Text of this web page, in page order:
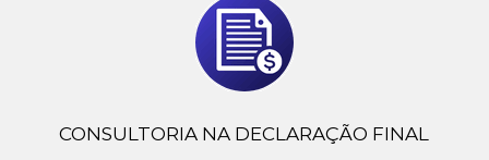
CONSULTORIA NA DECLARAÇÃO FINAL